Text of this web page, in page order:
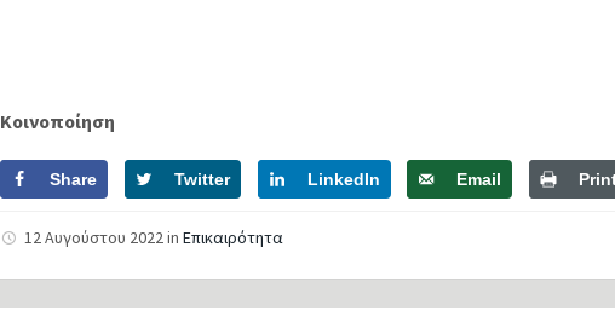
Κοινοποίηση
Share Twitter LinkedIn Email
12 Αυγούστου 2022inΕπικαιρότητα